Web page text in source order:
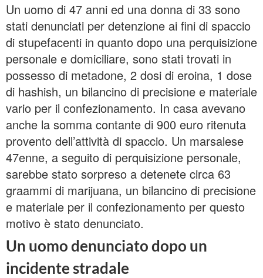
Un uomo di 47 anni ed una donna di 33 sono
stati denunciati per detenzione ai fini di spaccio
di stupefacenti in quanto dopo una perquisizione
personale e domiciliare, sono stati trovati in
possesso di metadone, 2 dosi di eroina, 1 dose
di hashish, un bilancino di precisione e materiale
vario per il confezionamento. In casa avevano
anche la somma contante di 900 euro ritenuta
provento dell’attività di spaccio. Un marsalese
47enne, a seguito di perquisizione personale,
sarebbe stato sorpreso a detenete circa 63
graammi di marijuana, un bilancino di precisione
e materiale per il confezionamento per questo
motivo è stato denunciato.
Un uomo denunciato dopo un
incidente stradale